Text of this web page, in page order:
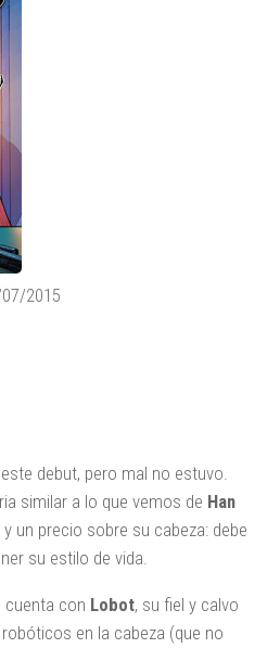
2015
debut, pero mal no estuvo.
similar a lo que vemos de Han
un precio sobre su cabeza: debe
su estilo de vida.
cuenta con Lobot, su fiel y calvo
en la cabeza (que no